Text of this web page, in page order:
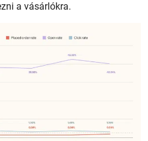
a vásárlókra.